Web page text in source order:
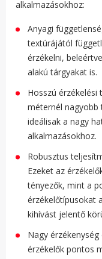
alkalmazásokhoz:
Anyagi
textúrájától
érzékelni,
alakú tárgyakat is.
Hosszú érzékelési
méternél nagyobb
ideálisak a nagy
alkalmazásokhoz.
Robusztus
Ezeket az
tényezők, mint a
érzékelőtípusokat
kihívást jelentő
Nagy
érzékelők pontos